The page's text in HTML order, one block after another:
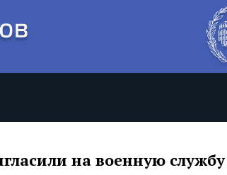
на военную